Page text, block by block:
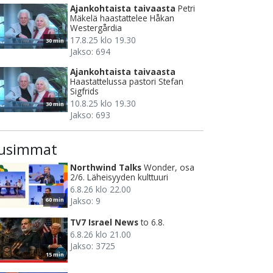
30 min
Ajankohtaista taivaasta Petri
Mäkelä haastattelee Håkan
Westergårdia
17.8.25 klo 19.30
Jakso: 694
30 min
Ajankohtaista taivaasta
Haastattelussa pastori Stefan
Sigfrids
10.8.25 klo 19.30
Jakso: 693
60 min
Northwind Talks Wonder, osa
2/6. Läheisyyden kulttuuri
6.8.26 klo 22.00
Jakso: 9
15 min
TV7 Israel News to 6.8.
6.8.26 klo 21.00
Jakso: 3725